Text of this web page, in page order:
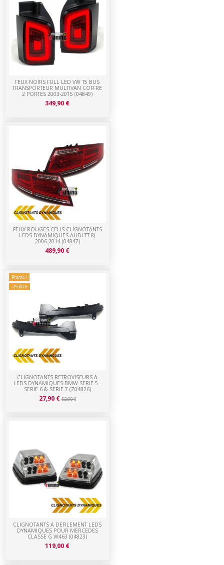
CLIGNOTANTS A DEFILEMENT LEDS
DYNAMIQUES POUR MERCEDES
CLASSE G W463 (04823)
119,00 €
Promo !
-25,00 €
CLIGNOTANTS RETROVISEURS A
LEDS DYNAMIQUES BMW SERIE 5 -
SERIE 6 & SERIE 7 (Z04826)
27,90 €52,90 €
FEUX ROUGES CELIS CLIGNOTANTS
LEDS DYNAMIQUES AUDI TT 8J
2006-2014 (04847)
489,90 €
FEUX NOIRS FULL LED VW T5 BUS
TRANSPORTEUR MULTIVAN COFFRE
2 PORTES 2003-2015 (04849)
349,90 €